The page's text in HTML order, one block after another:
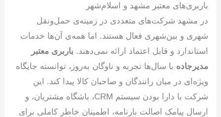
باربری‌های معتبر مشهد و اسلام‌شهر
در مشهد شرکت‌های متعددی در زمینه‌ی حمل‌ونقل
شهری و بین‌شهری فعال هستند. اما همه‌ی آن‌ها خدمات
استاندارد و قابل اعتماد ارائه نمی‌دهند. باربری معتبر
مدیرجاده با سال‌ها تجربه و ناوگان به‌روز، توانسته جایگاه
ویژه‌ای در میان رانندگان و صاحبان کالا پیدا کند. این
شرکت با دارا بودن سیستم CRM، باشگاه مشتریان، و
ارسال پیامک اصالت بارنامه، اطمینان خاطر کاملی برای